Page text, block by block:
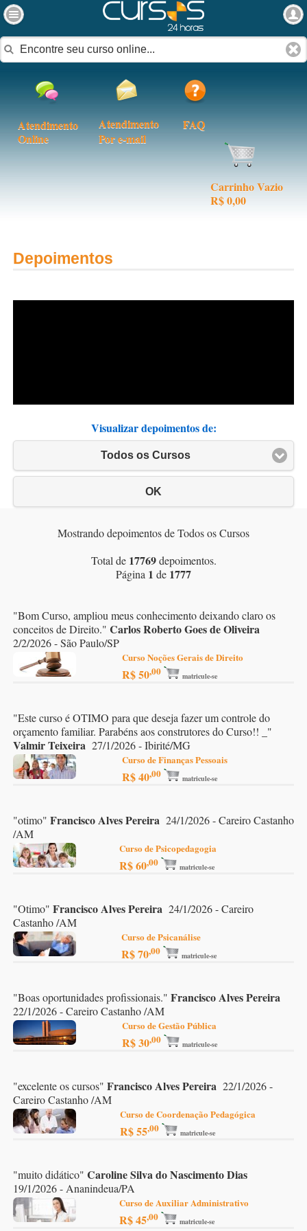
Atendimento
Online
Atendimento
Por e-mail
FAQ
Carrinho Vazio
R$ 0,00
Depoimentos
Visualizar depoimentos de:
Todos os Cursos
OK
Mostrando depoimentos de Todos os Cursos
Total de 17769depoimentos.
Página 1 de 1777
"Bom Curso, ampliou meus conhecimento deixando claro os
conceitos de Direito." Carlos Roberto Goes de Oliveira
2/2/2026 - São Paulo/SP
Curso Noções Gerais de Direito
R$ 50,00 matricule-se
"Este curso é OTIMO para que deseja fazer um controle do
orçamento familiar. Parabéns aos construtores do Curso!! _ "
Valmir Teixeira 27/1/2026 - Ibirité/MG
Curso de Finanças Pessoais
R$ 40,00 matricule-se
"otimo" Francisco Alves Pereira 24/1/2026 - Careiro Castanho
/AM
Curso de Psicopedagogia
R$ 60,00 matricule-se
"Otimo" Francisco Alves Pereira 24/1/2026 - Careiro
Castanho /AM
Curso de Psicanálise
R$ 70,00 matricule-se
"Boas oportunidades profissionais." Francisco Alves Pereira
22/1/2026 - Careiro Castanho /AM
Curso de Gestão Pública
R$ 30,00 matricule-se
"excelente os cursos" Francisco Alves Pereira 22/1/2026 -
Careiro Castanho /AM
Curso de Coordenação Pedagógica
R$ 55,00 matricule-se
"muito didático" Caroline Silva do Nascimento Dias
19/1/2026 - Ananindeua/PA
Curso de Auxiliar Administrativo
R$ 45,00 matricule-se